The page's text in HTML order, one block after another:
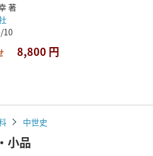
著
10
8,800 円
中世史
小品